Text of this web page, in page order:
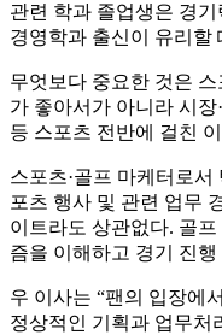
관련 학과 졸업생은 경
경영학과 출신이 유리할
무엇보다 중요한 것은
가 좋아서가 아니라 시장
등 스포츠 전반에 걸친
스포츠·골프 마케터로
포츠 행사 및 관련 업무
이트라도 상관없다. 골
즘을 이해하고 경기 진
우 이사는 “팬의 입장에
정상적인 기획과 업무처